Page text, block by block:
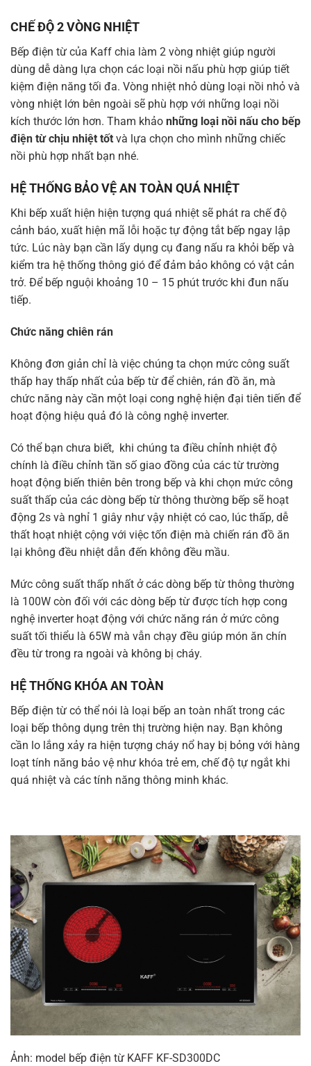
CHẾ ĐỘ 2 VÒNG NHIỆT
Bếp điện từ của Kaff chia làm 2 vòng nhiệt giúp người
dùng dễ dàng lựa chọn các loại nồi nấu phù hợp giúp tiết
kiệm điện năng tối đa. Vòng nhiệt nhỏ dùng loại nồi nhỏ và
vòng nhiệt lớn bên ngoài sẽ phù hợp với những loại nồi
kích thước lớn hơn. Tham khảo những loại nồi nấu cho bếp
điện từ chịu nhiệt tốt và lựa chọn cho mình những chiếc
nồi phù hợp nhất bạn nhé.
HỆ THỐNG BẢO VỆ AN TOÀN QUÁ NHIỆT
Khi bếp xuất hiện hiện tượng quá nhiệt sẽ phát ra chế độ
cảnh báo, xuất hiện mã lỗi hoặc tự động tắt bếp ngay lập
tức. Lúc này bạn cần lấy dụng cụ đang nấu ra khỏi bếp và
kiểm tra hệ thống thông gió để đảm bảo không có vật cản
trở. Để bếp nguội khoảng 10 – 15 phút trước khi đun nấu
tiếp.
Chức năng chiên rán
Không đơn giản chỉ là việc chúng ta chọn mức công suất
thấp hay thấp nhất của bếp từ để chiên, rán đồ ăn, mà
chức năng này cần một loại cong nghệ hiện đại tiên tiến để
hoạt động hiệu quả đó là công nghệ inverter.
Có thể bạn chưa biết, khi chúng ta điều chỉnh nhiệt độ
chính là điều chỉnh tần số giao đồng của các từ trường
hoạt động biến thiên bên trong bếp và khi chọn mức công
suất thấp của các dòng bếp từ thông thường bếp sẽ hoạt
động 2s và nghỉ 1 giây như vậy nhiệt có cao, lúc thấp, dễ
thất hoạt nhiệt cộng với việc tốn điện mà chiến rán đồ ăn
lại không đều nhiệt dẫn đến không đều mầu.
Mức công suất thấp nhất ở các dòng bếp từ thông thường
là 100W còn đối với các dòng bếp từ được tích hợp cong
nghệ inverter hoạt động với chức năng rán ở mức công
suất tối thiểu là 65W mà vẫn chạy đều giúp món ăn chín
đều từ trong ra ngoài và không bị cháy.
HỆ THỐNG KHÓA AN TOÀN
Bếp điện từ có thể nói là loại bếp an toàn nhất trong các
loại bếp thông dụng trên thị trường hiện nay. Bạn không
cần lo lắng xảy ra hiện tượng cháy nổ hay bị bỏng với hàng
loạt tính năng bảo vệ như khóa trẻ em, chế độ tự ngắt khi
quá nhiệt và các tính năng thông minh khác.
Ảnh: model bếp điện từ KAFF KF-SD300DC